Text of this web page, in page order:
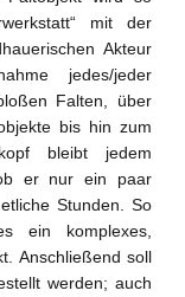
mit der
Akteur
jedes/jeder
Falten, über
bis hin zum
bleibt jedem
er nur ein paar
Stunden. So
ein komplexes,
Anschließend soll
werden; auch